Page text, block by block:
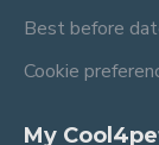
Best before
Cookie
My